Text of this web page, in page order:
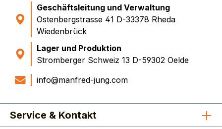
Geschäftsleitung und Verwaltung
Ostenbergstrasse 41 D-33378 Rheda
Wiedenbrück
Lager und Produktion
Stromberger Schweiz 13 D-59302 Oelde
info@manfred-jung.com
Service & Kontakt